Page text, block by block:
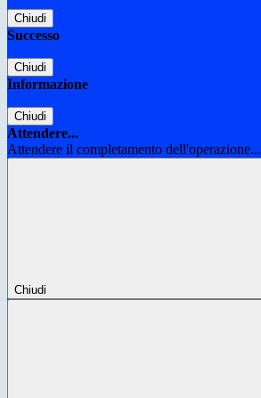
Chiudi
Successo
Chiudi
Informazione
Chiudi
Attendere...
Attendere il completamento dell'operazione...
Chiudi